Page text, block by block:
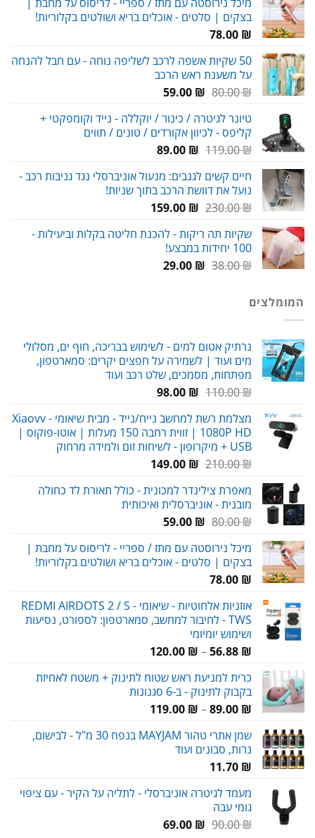
עד
בצקים | סלטים - אוכלים בריא ושולטים בקלוריות!
78.00 ₪
50 שקיות אשפה לרכב לשליפה נוחה - עם חבל להנחה
על משענת ראש הרכב
80.00₪
המחיר
היה:
80.00 ₪.
59.00 ₪
המחיר
הוא:
59.00 ₪.
טיונר לגיטרה / כינור / יוקללה - נייד וקומפקטי +
קליפס - לכיוון אקורדים / טונים / תווים
119.00₪
המחיר
היה:
119.00 ₪.
89.00 ₪
המחיר
הוא:
89.00 ₪.
חיים קשים לגנבים: מנעול אוניברסלי נגד גניבות רכב -
נועל את דוושת הרכב בתוך שניות!
230.00₪
המחיר
היה:
230.00 ₪.
159.00 ₪
המחיר
הוא:
שקיות תה ריקות - להכנת חליטה בקלות וביעילות -
100 יחידות במבצע!
38.00₪
המחיר29.00 ₪
המחיר
המומלצים
נרתיק אטום למים - לשימוש בבריכה, חוף ים, מסלולי
מים ועוד | לשמירה על חפצים יקרים: סמארטפון,
מפתחות, מסמכים, שלט רכב ועוד
110.00₪
המחיר
היה:
110.00 ₪.
98.00 ₪
המחיר
הוא:
98.00 ₪.
מצלמת רשת למחשב נייח/נייד - מבית שיאומי Xiaovv -
1080P HD | זווית רחבה 150 מעלות | אוטו-פוקוס |
USB + מיקרופון - לשיחות זום ולמידה מרחוק
210.00₪
המחיר
היה:
210.00 ₪.
149.00 ₪
המחיר
הוא:
149.00 ₪.
מאפרת צילינדר למכונית - כולל תאורת לד כחולה
מובנית - אוניברסלית ואיכותית
80.00₪
המחיר
היה:
80.00 ₪.
59.00 ₪
המחיר
הוא:
59.00 ₪.
מיכל נירוסטה עם מתז / ספריי - לריסוס על מחבת |
בצקים | סלטים - אוכלים בריא ושולטים בקלוריות!
78.00 ₪
אוזניות אלחוטיות - שיאומי REDMI AIRDOTS 2 / S -
TWS - לחיבור למחשב, סמארטפון: לספורט, נסיעות
ושימוש יומיומי
56.88 ₪
–
120.00 ₪
עד
כרית למניעת ראש שטוח לתינוק + משטח לאחיזת
בקבוק לתינוק - ב-6 סגנונות
89.00 ₪
–
119.00 ₪
שמן אתרי טהור MAYJAM בנפח 30 מ"ל - לבישום,
נרות, סבונים ועוד
11.70 ₪
מעמד לגיטרה אוניברסלי - לתליה על הקיר - עם ציפוי
גומי עבה
90.00₪
המחיר69.00 ₪
המחיר